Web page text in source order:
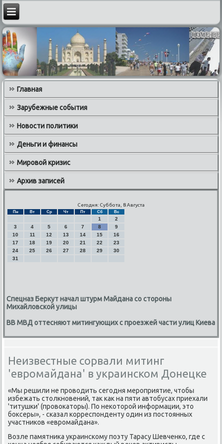
Главная
Зарубежные события
Новости политики
Деньги и финансы
Мировой кризис
Архив записей
Сегодня: Суббота, 8 Августа
Пн Вт Ср Чт Пт Сб Вс
1
2
3
4 5 6 7 8
9
10
11 12 13 14 15
16
17
18 19 20 21 22
23
24
25 26 27 28 29
30
31
Спецназ Беркут начал штурм Майдана со стороны
Михайловской улицы
ВВ МВД оттесняют митингующих с проезжей части улиц Киева
Неизвестные сорвали митинг
'евромайдана' в украинском Донецке
«Мы решили не проводить сегодня мероприятие, чтобы
избежать столкновений, так как на пяти автобусах приехали
'титушки' (провокаторы). По некоторой информации, это
боксеры», - сказал корреспонденту один из постоянных
участников «евромайдана».
Возле памятника украинскому поэту Тарасу Шевченко, где с